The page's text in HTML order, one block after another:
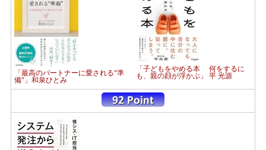
「最高のパートナーに愛される"準
備"」和泉ひとみ
「子どもをやめる本 何をするに
も、親の顔が浮かぶ」 平 光源